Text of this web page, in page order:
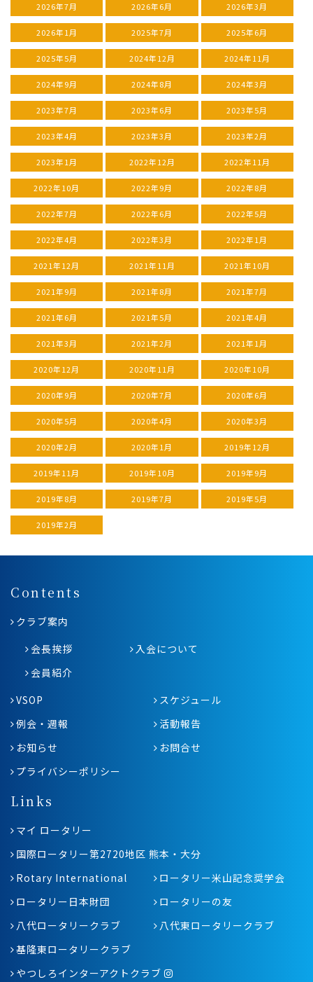
2026年7月 2026年6月 2026年3月
2026年1月 2025年7月 2025年6月
2025年5月 2024年12月 2024年11月
2024年9月 2024年8月 2024年3月
2023年7月 2023年6月 2023年5月
2023年4月 2023年3月 2023年2月
2023年1月 2022年12月 2022年11月
2022年10月 2022年9月 2022年8月
2022年7月 2022年6月 2022年5月
2022年4月 2022年3月 2022年1月
2021年12月 2021年11月 2021年10月
2021年9月 2021年8月 2021年7月
2021年6月 2021年5月 2021年4月
2021年3月 2021年2月 2021年1月
2020年12月 2020年11月 2020年10月
2020年9月 2020年7月 2020年6月
2020年5月 2020年4月 2020年3月
2020年2月 2020年1月 2019年12月
2019年11月 2019年10月 2019年9月
2019年8月 2019年7月 2019年5月
2019年2月
Contents
クラブ案内
会長挨拶
入会について
会員紹介
VSOP
スケジュール
例会・週報
活動報告
お知らせ
お問合せ
プライバシーポリシー
Links
マイ ロータリー
国際ロータリー第2720地区 熊本・大分
Rotary International
ロータリー米山記念奨学会
ロータリー日本財団
ロータリーの友
八代ロータリークラブ
八代東ロータリークラブ
基隆東ロータリークラブ
やつしろインターアクトクラブ